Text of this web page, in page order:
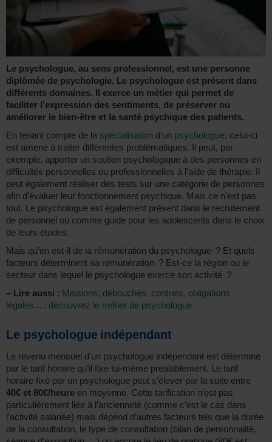
Le psychologue, au sens professionnel, est une personne
diplômée de psychologie. Le psychologue est présent dans
différents domaines. Il exerce un métier qui permet de
faciliter l’expression des sentiments, de préserver ou
améliorer le bien-être et la santé psychique des patients.
En tenant compte de la spécialisation d’un psychologue, celui-ci
est amené à traiter différentes problématiques. Il peut, par
exemple, apporter un soutien psychologique à des personnes en
difficultés personnelles ou professionnelles à l’aide de thérapie. Il
peut également réaliser des tests sur une catégorie de personnes
afin d’évaluer leur fonctionnement psychique. Mais ce n’est pas
tout. Le psychologue est également présent dans le recrutement
de personnel ou comme guide pour les adolescents dans le choix
de leurs études.
Mais qu’en est-il de la rémunération du psychologue ? Et quels
facteurs déterminent sa rémunération ? Est-ce la région ou le
secteur dans lequel le psychologue exerce son activité ?
– Lire aussi : Missions, débouchés, contrats, obligations
légales... : découvrez le métier de psychologue
Le psychologue indépendant
Le revenu mensuel d’un psychologue indépendant est déterminé
par le tarif horaire qu’il fixe lui-même préalablement. Le tarif
horaire fixé par un psychologue peut s’élever par la suite entre
40€ et 80€/heure en moyenne. Cette tarification n’est pas
particulièrement liée à l’ancienneté (comme c’est le cas dans
l’activité salariée) mais dépend d’autres facteurs tels que la durée
de la consultation, le type de consultation (bilan de personnalité,